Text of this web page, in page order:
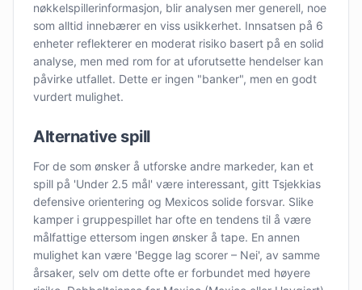
nøkkelspillerinformasjon, blir analysen mer generell, noe
som alltid innebærer en viss usikkerhet. Innsatsen på 6
enheter reflekterer en moderat risiko basert på en solid
analyse, men med rom for at uforutsette hendelser kan
påvirke utfallet. Dette er ingen "banker", men en godt
vurdert mulighet.
Alternative spill
For de som ønsker å utforske andre markeder, kan et
spill på 'Under 2.5 mål' være interessant, gitt Tsjekkias
defensive orientering og Mexicos solide forsvar. Slike
kamper i gruppespillet har ofte en tendens til å være
målfattige ettersom ingen ønsker å tape. En annen
mulighet kan være 'Begge lag scorer – Nei', av samme
årsaker, selv om dette ofte er forbundet med høyere